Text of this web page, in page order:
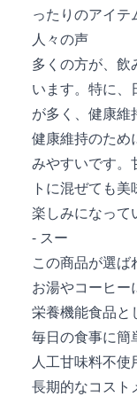
ったりのアイテ
人々の声
多くの方が、飲
います。特に、
が多く、健康維
健康維持のため
みやすいです。
トに混ぜても
楽しみになって
- スー
この商品が選ば
お湯やコーヒー
栄養機能食品と
毎日の食事に簡
人工甘味料不使
長期的なコスト